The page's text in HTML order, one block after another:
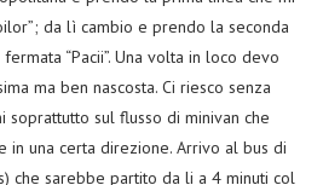
da lì cambio e prendo la seconda
“Pacii”. Una volta in loco devo
ma ben nascosta. Ci riesco senza
sul flusso di minivan che
in una certa direzione. Arrivo al bus di
che sarebbe partito da li a 4 minuti col